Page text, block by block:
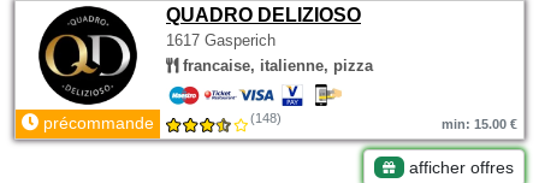
QUADRO DELIZIOSO
1617 Gasperich
francaise, italienne, pizza
précommande (148) min: 15.00 €
afficher offres